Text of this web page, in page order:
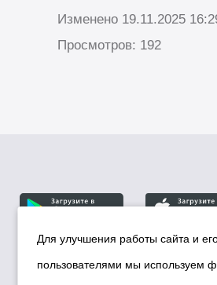
Изменено 19.11.2025
Просмотров: 192
© Департамент
Для улучшения работы сайта и
пользователями мы используем